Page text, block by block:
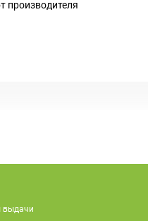
производителя
выдачи